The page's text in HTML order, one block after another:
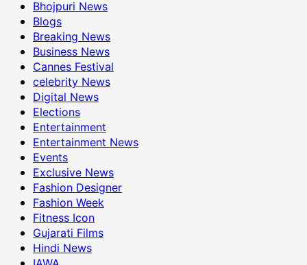
Bhojpuri News
Blogs
Breaking News
Business News
Cannes Festival
celebrity News
Digital News
Elections
Entertainment
Entertainment News
Events
Exclusive News
Fashion Designer
Fashion Week
Fitness Icon
Gujarati Films
Hindi News